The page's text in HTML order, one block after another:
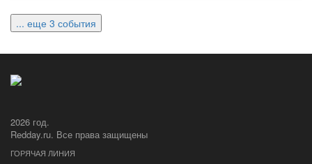
... еще 3 события
2026 год.
Redday.ru. Все права защищены
ГОРЯЧАЯ ЛИНИЯ